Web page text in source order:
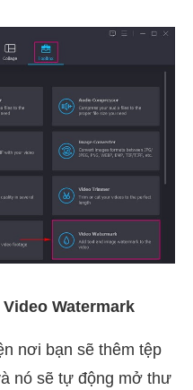
Watermark
nơi bạn sẽ thêm tệp
nó sẽ tự động mở thư